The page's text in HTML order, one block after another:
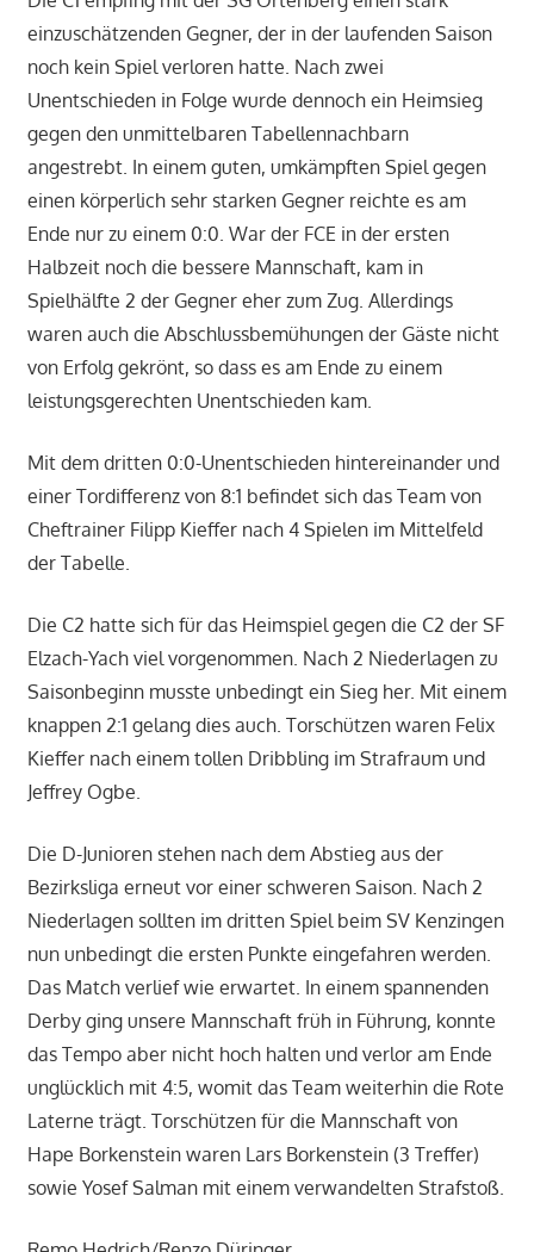
einzuschätzenden Gegner, der in der laufenden Saison
noch kein Spiel verloren hatte. Nach zwei
Unentschieden in Folge wurde dennoch ein Heimsieg
gegen den unmittelbaren Tabellennachbarn
angestrebt. In einem guten, umkämpften Spielgegen
einen körperlich sehr starken Gegner reichte es am
Ende nur zu einem 0:0. War der FCE in der ersten
Halbzeit noch die bessere Mannschaft, kam in
Spielhälfte 2 der Gegner eher zum Zug. Allerdings
waren auch die Abschlussbemühungen der Gäste nicht
von Erfolg gekrönt, so dass es am Ende zu einem
leistungsgerechten Unentschieden kam.
Mit dem dritten 0:0-Unentschieden hintereinander und
einer Tordifferenz von 8:1 befindet sichdas Team von
CheftrainerFilipp Kieffer nach 4 Spielen im Mittelfeld
der Tabelle.
Die C2 hatte sich für das Heimspiel gegen die C2 der SF
Elzach-Yach viel vorgenommen. Nach 2 Niederlagen zu
Saisonbeginn musste unbedingt ein Sieg her. Mit einem
knappen 2:1 gelang dies auch. Torschützen waren Felix
Kieffer nach einem tollen Dribbling im Strafraum und
Jeffrey Ogbe.
Die D-Junioren stehen nach dem Abstieg aus der
Bezirksliga erneut vor einer schweren Saison. Nach 2
Niederlagen sollten im dritten Spiel beim SV Kenzingen
nun unbedingt die ersten Punkte eingefahren werden.
Das Match verlief wie erwartet. In einem spannenden
Derby ging unsere Mannschaft früh in Führung, konnte
das Tempo aber nicht hoch halten und verlor am Ende
unglücklich mit 4:5, womit das Team weiterhin die Rote
Laterne trägt. Torschützen für die Mannschaft von
Hape Borkenstein waren Lars Borkenstein (3 Treffer)
sowie Yosef Salman mit einem verwandelten Strafstoß.